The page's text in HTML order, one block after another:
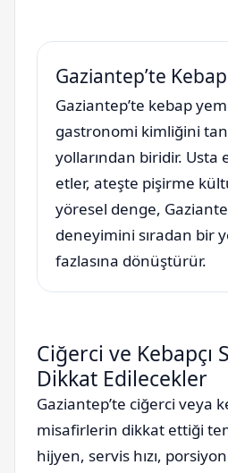
Gaziantep’te
Gaziantep’te kebap
gastronomi kimliğini
yollarından biridir. Usta
etler, ateşte pişirme
yöresel denge,
deneyimini sıradan bir
fazlasına dönüştürür.
Ciğerci ve Kebapçı
Dikkat Edilecekler
Gaziantep’te ciğerci veya
misafirlerin dikkat ettiği
hijyen, servis hızı,